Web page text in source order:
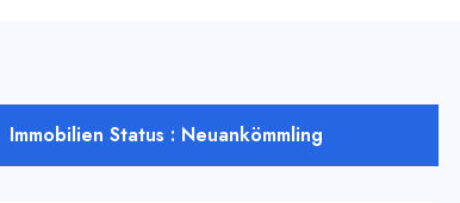
Immobilien Status : Neuankömmling